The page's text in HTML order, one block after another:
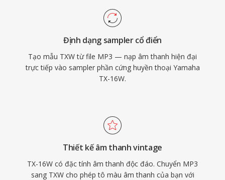
Định dạng sampler cổ điển
Tạo mẫu TXW từ file MP3 — nạp âm thanh hiện đại
trực tiếp vào sampler phần cứng huyền thoại Yamaha
TX-16W.
Thiết kế âm thanh vintage
TX-16W có đặc tính âm thanh độc đáo. Chuyển MP3
sang TXW cho phép tô màu âm thanh của bạn với